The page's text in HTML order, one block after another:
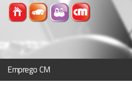
Emprego CM